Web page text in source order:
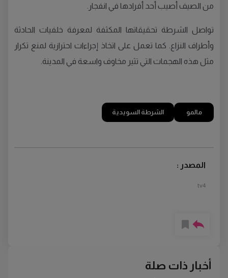
من الصيف أصيب أحد أفرادها في انفجار.
تواصل الشرطة تحقيقاتها المكثفة لمعرفة خلفيات الحادثة
وأطراف النزاع. كما تعمل على اتخاذ إجراءات احترازية لمنع تكرار
مثل هذه الهجمات التي تثير مخاوف واسعة في المدينة.
مالمو الشرطة السويدية
المصدر :
tv4
أخبار ذات صلة